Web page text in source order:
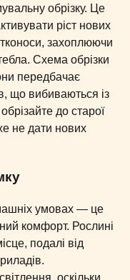
обрізку. Це
ріст нових
захоплюючи
Схема обрізки
передбачає
що вибиваються із
до старої
не дати нових
умовах — це
комфорт. Рослині
подалі від
оскільки